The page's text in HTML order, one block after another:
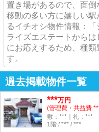
置き場があるので、面
移動の多い方に嬉しい
るイチオシ物件情報：
ライズエステートから
にお応えするため、種
す。
過去掲載物件一覧
***万円
(管理費・共益費
敷：***｜礼：***
1階 / *** / ***